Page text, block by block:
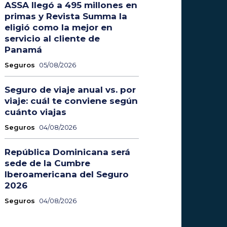
ASSA llegó a 495 millones en
primas y Revista Summa la
eligió como la mejor en
servicio al cliente de
Panamá
Seguros 05/08/2026
Seguro de viaje anual vs. por
viaje: cuál te conviene según
cuánto viajas
Seguros 04/08/2026
República Dominicana será
sede de la Cumbre
Iberoamericana del Seguro
2026
Seguros 04/08/2026